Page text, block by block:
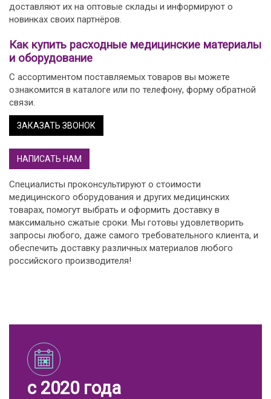
доставляют их на оптовые склады и информируют о
новинках своих партнёров.
Как купить расходные медицинские материалы
и оборудование
С ассортиментом поставляемых товаров вы можете
ознакомится в каталоге или по телефону, форму обратной
связи.
ЗАКАЗАТЬ ЗВОНОК
НАПИСАТЬ НАМ
Специалисты проконсультируют о стоимости
медицинского оборудования и других медицинских
товарах, помогут выбрать и оформить доставку в
максимально сжатые сроки. Мы готовы удовлетворить
запросы любого, даже самого требовательного клиента, и
обеспечить доставку различных материалов любого
российского производителя!
с 2020 года